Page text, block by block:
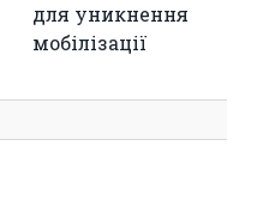
для уникнення
мобілізації